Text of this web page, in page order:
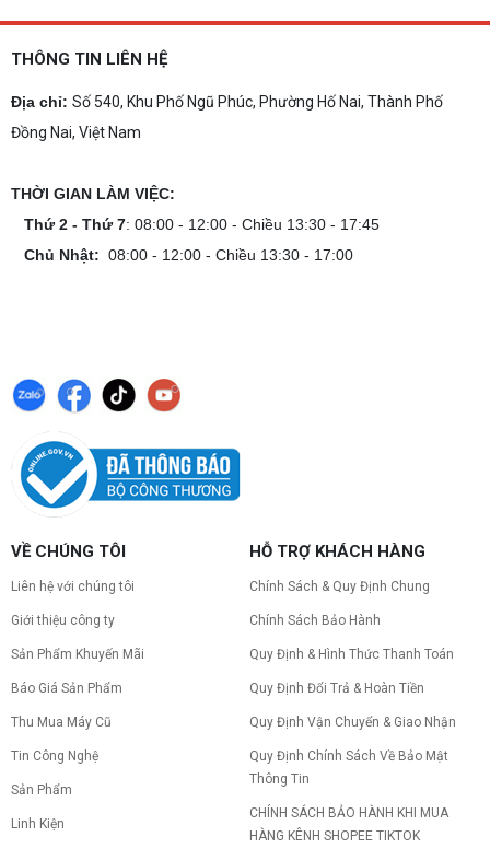
THÔNG TIN LIÊN HỆ
Địa chỉ: Số 540, Khu Phố Ngũ Phúc, Phường Hố Nai, Thành Phố
Đồng Nai, Việt Nam
THỜI GIAN LÀM VIỆC:
Thứ 2 - Thứ 7: 08:00 - 12:00 - Chiều 13:30 - 17:45
Chủ Nhật: 08:00 - 12:00 - Chiều 13:30 - 17:00
VỀ CHÚNG TÔI
Liên hệ với chúng tôi
Giới thiệu công ty
Sản Phẩm Khuyến Mãi
Báo Giá Sản Phẩm
Thu Mua Máy Cũ
Tin Công Nghệ
Sản Phẩm
Linh Kiện
HỖ TRỢ KHÁCH HÀNG
Chính Sách & Quy Định Chung
Chính Sách Bảo Hành
Quy Định & Hình Thức Thanh Toán
Quy Định Đổi Trả & Hoàn Tiền
Quy Định Vận Chuyển & Giao Nhận
Quy Định Chính Sách Về Bảo Mật
Thông Tin
CHÍNH SÁCH BẢO HÀNH KHI MUA
HÀNG KÊNH SHOPEE TIKTOK